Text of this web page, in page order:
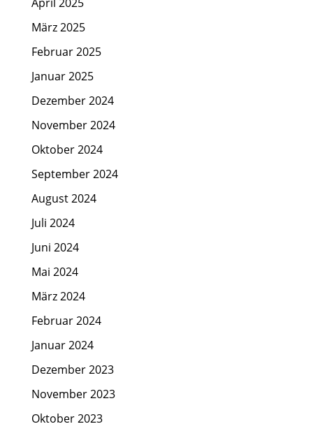
März 2025
Februar 2025
Januar 2025
Dezember 2024
November 2024
Oktober 2024
September 2024
August 2024
Juli 2024
Juni 2024
Mai 2024
März 2024
Februar 2024
Januar 2024
Dezember 2023
November 2023
Oktober 2023